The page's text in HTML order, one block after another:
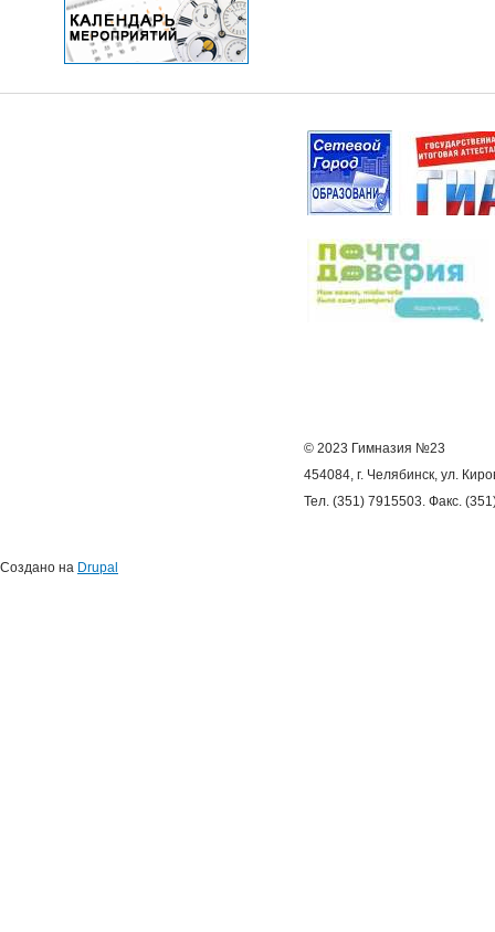
© 2023 Гимназия №23
454084, г. Челябинск, ул.
Тел. (351) 7915503. Факс.
Создано на Drupal